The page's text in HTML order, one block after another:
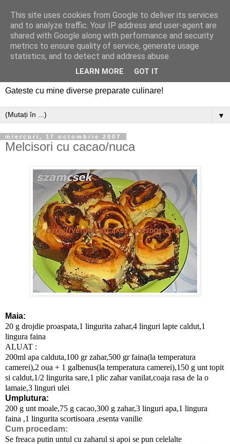
Gateste cu mine diverse preparate culinare!
▼
miercuri, 17 octombrie 2007
Melcisori cu cacao/nuca
Maia:
20 g drojdie proaspata,1 lingurita zahar,4 linguri lapte caldut,1
lingura faina
ALUAT :
200ml apa calduta,100 gr zahar,500 gr faina(la temperatura
camerei),2 oua + 1 galbenus(la temperatura camerei),150 g unt topit
si caldut,1/2 lingurita sare,1 plic zahar vanilat,coaja rasa de la o
lamaie,3 linguri ulei
Umplutura:
200 g unt moale,75 g cacao,300 g zahar,3 linguri apa,1 lingura
faina ,1 lingurita scortisoara ,esenta vanilie
Cum procedam:
Se freaca putin untul cu zaharul si apoi se pun celelalte
This site uses cookies from Google to deliver its services
and to analyze traffic. Your IP address and user-agent are
shared with Google along with performance and security
metrics to ensure quality of service, generate usage
statistics, and to detect and address abuse.
LEARN MORE GOT IT